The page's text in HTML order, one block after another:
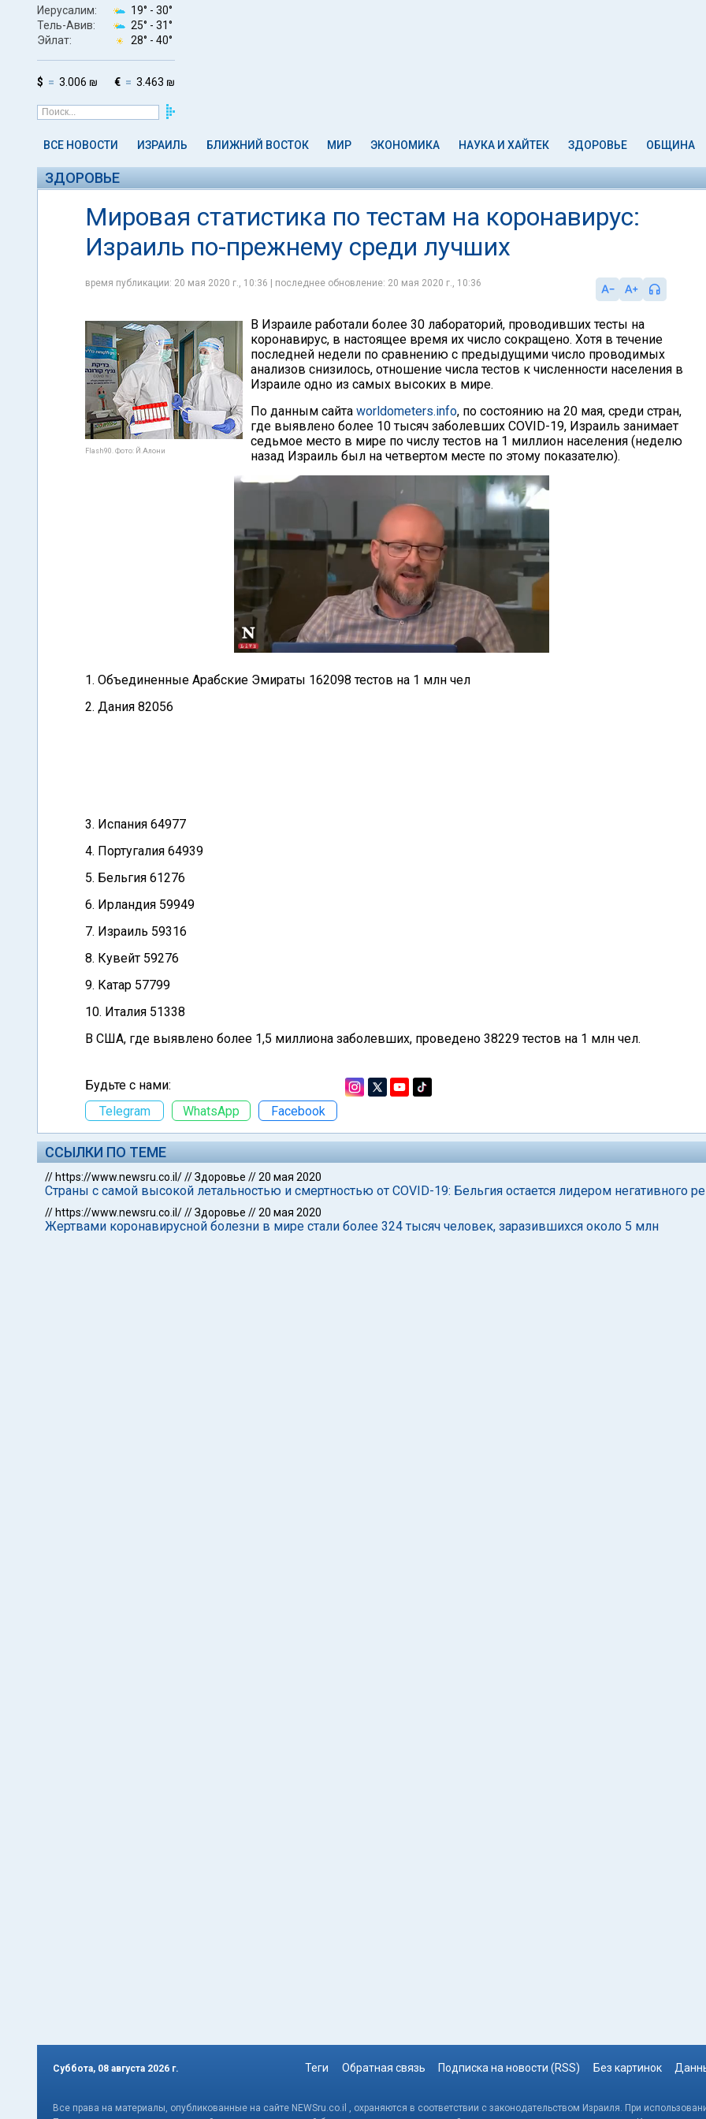
Иерусалим: 19° - 30°
Тель-Авив:
25° - 31°
Эйлат:
28° - 40°
$ 3.006 ₪ € 3.463 ₪
ВСЕ НОВОСТИ ИЗРАИЛЬ БЛИЖНИЙ ВОСТОК МИР ЭКОНОМИКА НАУКА И ХАЙТЕК ЗДОРОВЬЕ ОБЩИНА
ЗДОРОВЬЕ
Мировая статистика по тестам на коронавирус:
Израиль по-прежнему среди лучших
время публикации: 20 мая 2020 г., 10:36 | последнее обновление: 20 мая 2020 г., 10:36
Flash90. Фото: Й.Алони
В Израиле работали более 30 лабораторий, проводивших тесты на
коронавирус, в настоящее время их число сокращено. Хотя в течение
последней недели по сравнению с предыдущими число проводимых
анализов снизилось, отношение числа тестов к численности населения в
Израиле одно из самых высоких в мире.
По данным сайта worldometers.info, по состоянию на 20 мая, среди стран,
где выявлено более 10 тысяч заболевших COVID-19, Израиль занимает
седьмое место в мире по числу тестов на 1 миллион населения (неделю
назад Израиль был на четвертом месте по этому показателю).
1. Объединенные Арабские Эмираты 162098 тестов на 1 млн чел
2. Дания 82056
3. Испания 64977
4. Португалия 64939
5. Бельгия 61276
6. Ирландия 59949
7. Израиль 59316
8. Кувейт 59276
9. Катар 57799
10. Италия 51338
В США, где выявлено более 1,5 миллиона заболевших, проведено 38229 тестов на 1 млн чел.
Будьте с нами:
Telegram
WhatsApp Facebook
ССЫЛКИ ПО ТЕМЕ
// https://www.newsru.co.il///Здоровье //20 мая 2020
Страны с самой высокой летальностью и смертностью от COVID-19: Бельгия остается лидером негативного
// https://www.newsru.co.il///Здоровье //20 мая 2020
Жертвами коронавирусной болезни в мире стали более 324 тысяч человек, заразившихся около 5 млн
Суббота, 08 августа 2026 г. Теги Обратная связь Подписка на новости (RSS) Без картинок
Все права на материалы, опубликованные на сайте NEWSru.co.il , охраняются в соответствии с законодательством Израиля. При